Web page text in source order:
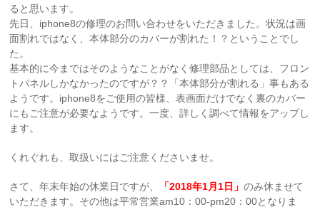
ると思います。
先日、iphone8の修理のお問い合わせをいただきました。状況は画
面割れではなく、本体部分のカバーが割れた！？ということでし
た。
基本的に今まではそのようなことがなく修理部品としては、フロン
トパネルしかなかったのですが？？「本体部分が割れる」事もある
ようです。iphone8をご使用の皆様、表画面だけでなく裏のカバー
にもご注意が必要なようです。一度、詳しく調べて情報をアップし
ます。
くれぐれも、取扱いにはご注意くださいませ。
さて、年末年始の休業日ですが、 「2018年1月1日」のみ休ませて
いただきます。その他は平常営業am10：00-pm20：00となりま